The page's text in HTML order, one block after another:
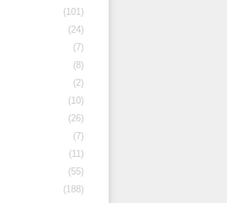
(101)
(24)
(7)
(8)
(2)
(10)
(26)
(7)
(11)
(55)
(188)